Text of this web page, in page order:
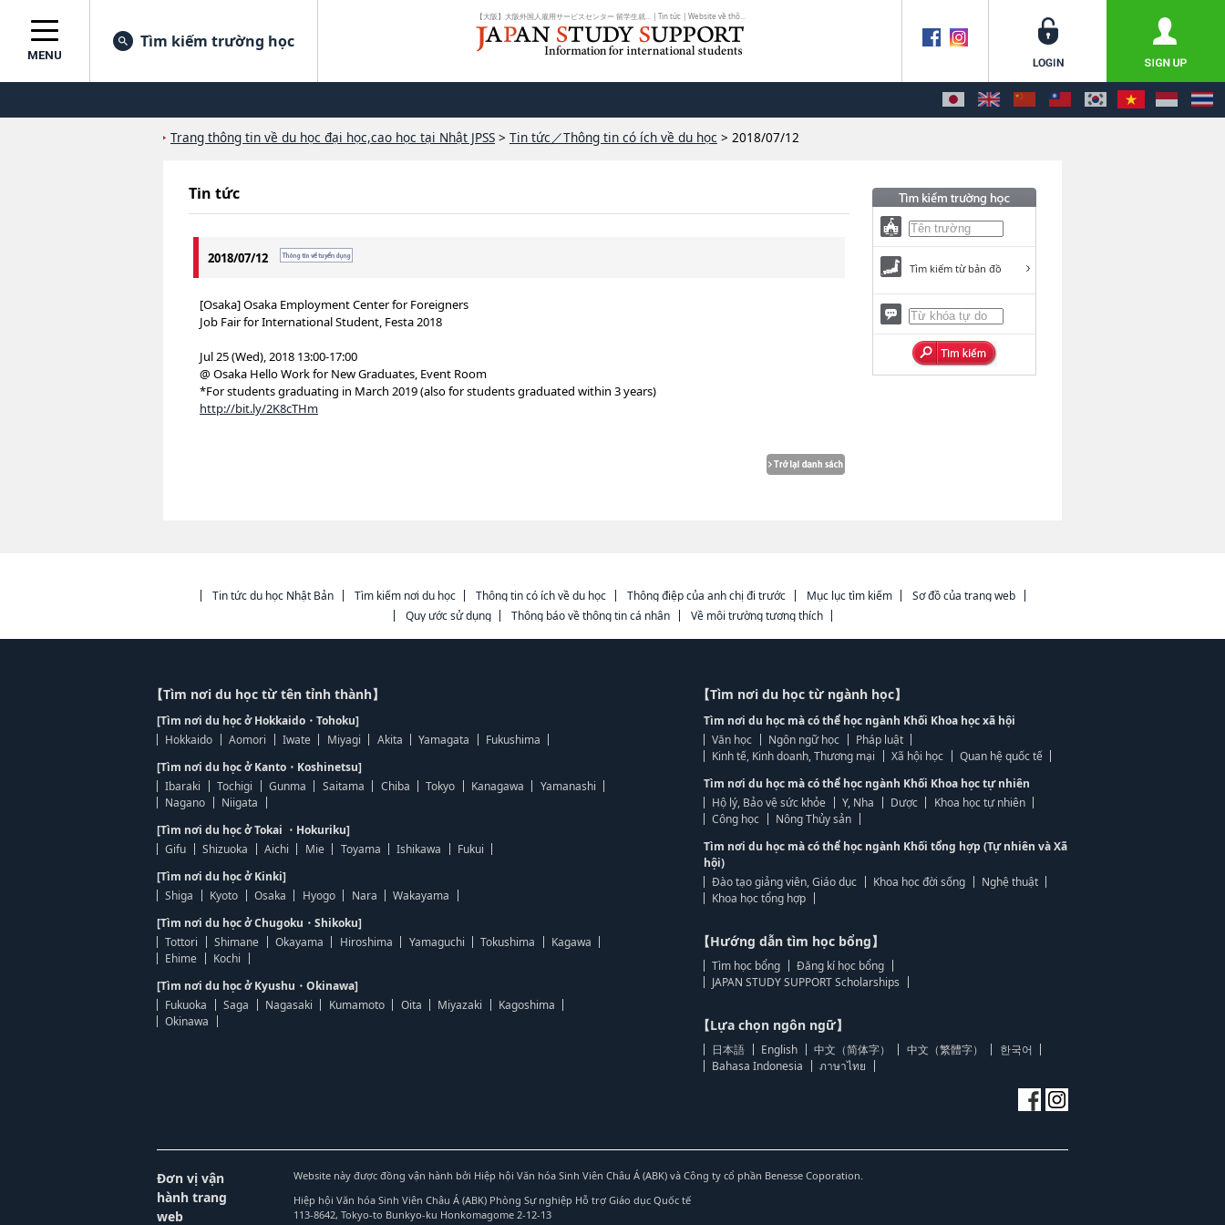
【大阪】大阪外国人雇用サービスセンター 留学生就... | Tin tức | Website về thô...
MENU
Tìm kiếm trường học
Trang thông tin về du học đại học,cao học tại Nhật JPSS > Tin tức／Thông tin có ích về du học > 2018/07/12
Tin tức
2018/07/12
[Osaka] Osaka Employment Center for Foreigners
Job Fair for International Student, Festa 2018
Jul 25 (Wed), 2018 13:00-17:00
@ Osaka Hello Work for New Graduates, Event Room
*For students graduating in March 2019 (also for students graduated within 3 years)
http://bit.ly/2K8cTHm
Tìm kiếm từ bản đồ
Tin tức du học Nhật Bản Tìm kiếm nơi du học Thông tin có ích về du học Thông điệp của anh chị đi trước Mục lục tìm kiếm
Sơ đồ của trang web
Quy ước sử dụng
Thông báo về thông tin cá nhân Về môi trường tương thích
【Tìm nơi du học từ tên tỉnh thành】
[Tìm nơi du học ở Hokkaido・Tohoku]
Hokkaido
Aomori Iwate Miyagi Akita Yamagata
Fukushima
[Tìm nơi du học ở Kanto・Koshinetsu]
Ibaraki
Tochigi Gunma Saitama Chiba Tokyo Kanagawa
Yamanashi
Nagano
Niigata
[Tìm nơi du học ở Tokai ・Hokuriku]
Gifu
Shizuoka Aichi Mie Toyama Ishikawa
Fukui
[Tìm nơi du học ở Kinki]
Shiga
Kyoto Osaka Hyogo Nara
Wakayama
[Tìm nơi du học ở Chugoku・Shikoku]
Tottori
Shimane Okayama Hiroshima Yamaguchi Tokushima
Kagawa
Ehime
Kochi
[Tìm nơi du học ở Kyushu・Okinawa]
Fukuoka
Saga Nagasaki Kumamoto Oita Miyazaki
Kagoshima
Okinawa
【Tìm nơi du học từ ngành học】
Tìm nơi du học mà có thể học ngành Khối Khoa học xã hội
Văn học
Ngôn ngữ học
Pháp luật
Kinh tế, Kinh doanh, Thương mại
Xã hội học
Quan hệ quốc tế
Tìm nơi du học mà có thể học ngành Khối Khoa học tự nhiên
Hộ lý, Bảo vệ sức khỏe
Y, Nha Dược
Khoa học tự nhiên
Công học
Nông Thủy sản
Tìm nơi du học mà có thể học ngành Khối tổng hợp (Tự nhiên và Xã
hội)
Đào tạo giảng viên, Giáo dục
Khoa học đời sống
Nghệ thuật
Khoa học tổng hợp
【Hướng dẫn tìm học bổng】
Tìm học bổng
Đăng kí học bổng
JAPAN STUDY SUPPORT Scholarships
【Lựa chọn ngôn ngữ】
日本語 English 中文（简体字） 中文（繁體字）
한국어
Bahasa Indonesia
ภาษาไทย
Đơn vị vận
hành trang
web
Website này được đồng vận hành bởi Hiệp hội Văn hóa Sinh Viên Châu Á (ABK) và Công ty cổ phần Benesse Coporation.
Hiệp hội Văn hóa Sinh Viên Châu Á (ABK) Phòng Sự nghiệp Hỗ trợ Giáo dục Quốc tế
113-8642, Tokyo-to Bunkyo-ku Honkomagome 2-12-13